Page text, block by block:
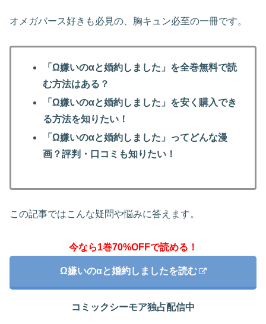
オメガバース好きも必見の、胸キュン必至の一冊です。
「Ω嫌いのαと婚約しました」を全巻無料で読
む方法はある？
「Ω嫌いのαと婚約しました」を安く購入でき
る方法を知りたい！
「Ω嫌いのαと婚約しました」ってどんな漫
画？評判・口コミも知りたい！
この記事ではこんな疑問や悩みに答えます。
今なら1巻70%OFFで読める！
Ω嫌いのαと婚約しましたを読む
コミックシーモア独占配信中